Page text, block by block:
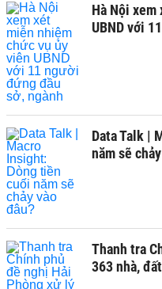
Hà Nội
UBND với
Data Talk |
năm sẽ
Thanh tra
363 nhà,